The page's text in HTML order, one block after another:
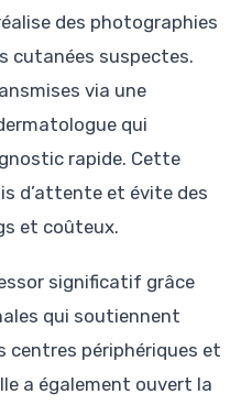
des photographies
cutanées suspectes.
via une
qui
rapide. Cette
d’attente et évite des
et coûteux.
significatif grâce
qui soutiennent
centres périphériques et
a également ouvert la